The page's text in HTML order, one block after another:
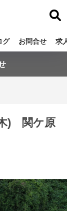
グ お問合せ 求
木) 関ケ原